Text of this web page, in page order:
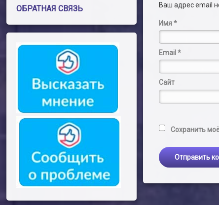
Ваш адрес email
Имя*
Email*
Сайт
Сохранить
ОБРАТНАЯ СВЯЗЬ